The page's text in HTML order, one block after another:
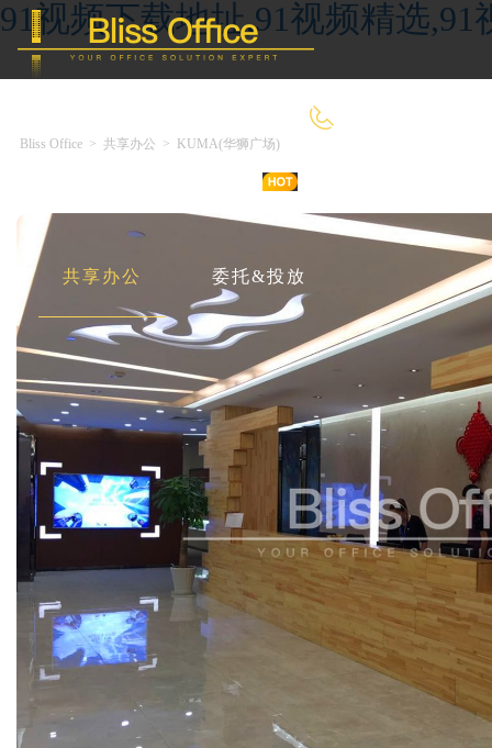
91视频下载地址,91视频精选
共享办公 委托&投放
Bliss Office > 共享办公 > KUMA(华狮广场)